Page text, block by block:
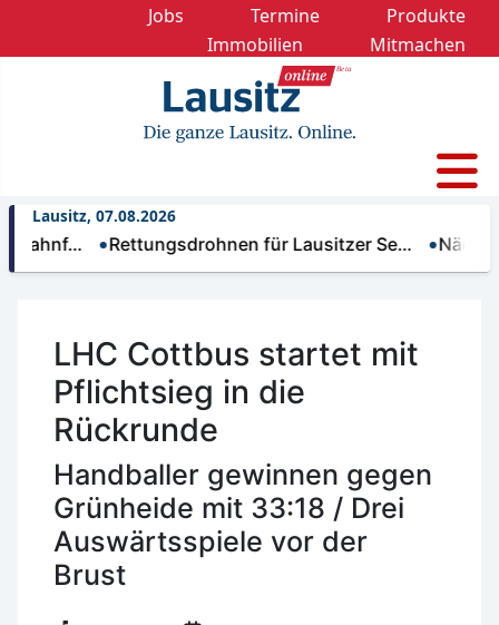
Jobs Termine
Produkte
Immobilien
Mitmachen
Lausitz, 07.08.2026
Rettungsdrohnen für Lausitzer Se… Nächtliche
LHC Cottbus startet mit
Pflichtsieg in die
Rückrunde
Handballer gewinnen gegen
Grünheide mit 33:18 / Drei
Auswärtsspiele vor der
Brust